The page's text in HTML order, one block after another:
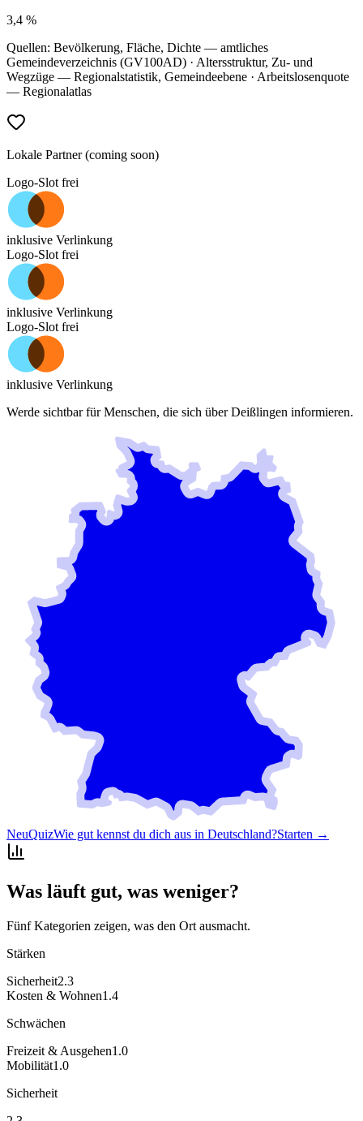
3,4 %
Quellen: Bevölkerung, Fläche, Dichte — amtliches
Gemeindeverzeichnis (GV100AD) · Altersstruktur, Zu- und
Wegzüge — Regionalstatistik, Gemeindeebene · Arbeitslosenquote
— Regionalatlas
Lokale Partner (coming soon)
Logo-Slot frei
inklusive Verlinkung
Logo-Slot frei
inklusive Verlinkung
Logo-Slot frei
inklusive Verlinkung
Werde sichtbar für Menschen, die sich überDeißlingen informieren.
NeuQuizWie gut kennst du dich aus in Deutschland?Starten →
Was läuft gut, was weniger?
Fünf Kategorien zeigen, was den Ort ausmacht.
Stärken
Sicherheit2.3
Kosten & Wohnen1.4
Schwächen
Freizeit & Ausgehen1.0
Mobilität1.0
Sicherheit